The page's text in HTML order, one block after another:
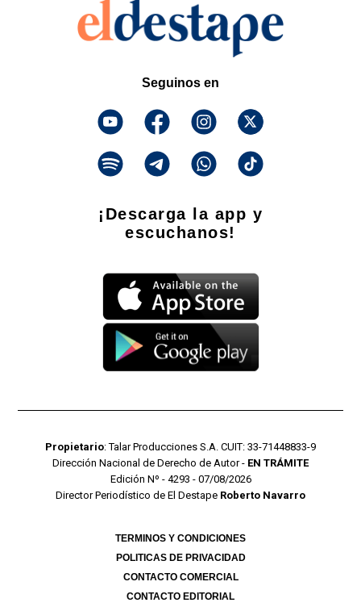
Seguinos en
¡Descarga la app y
escuchanos!
Propietario: Talar Producciones S.A. CUIT: 33-71448833-9
Dirección Nacional de Derecho de Autor - EN TRÁMITE
Edición Nº - 4293 - 07/08/2026
Director Periodístico de El Destape Roberto Navarro
TERMINOS Y CONDICIONES
POLITICAS DE PRIVACIDAD
CONTACTO COMERCIAL
CONTACTO EDITORIAL